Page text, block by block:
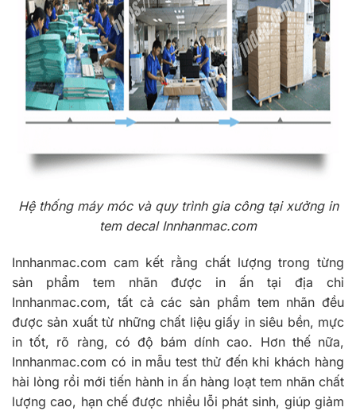
Hệ thống máy móc và quy trình gia công tại xưởng in
tem decal Innhanmac.com
Innhanmac.com cam kết rằng chất lượng trong từng
sản phẩm tem nhãn được in ấn tại địa chỉ
Innhanmac.com, tất cả các sản phẩm tem nhãn đều
được sản xuất từ những chất liệu giấy in siêu bền, mực
in tốt, rõ ràng, có độ bám dính cao. Hơn thế nữa,
Innhanmac.com có in mẫu test thử đến khi khách hàng
hài lòng rồi mới tiến hành in ấn hàng loạt tem nhãn chất
lượng cao, hạn chế được nhiều lỗi phát sinh, giúp giảm